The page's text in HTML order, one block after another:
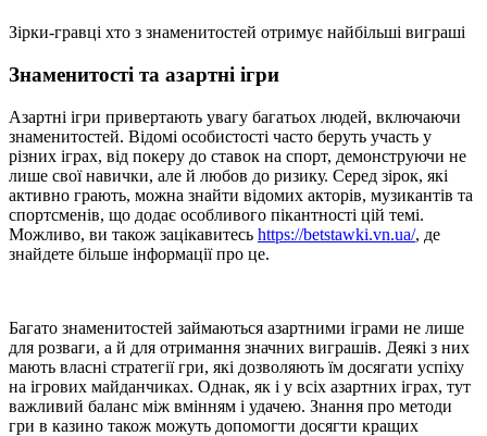
Зірки-гравці хто з знаменитостей отримує найбільші виграші
Знаменитості та азартні ігри
Азартні ігри привертають увагу багатьох людей, включаючи
знаменитостей. Відомі особистості часто беруть участь у
різних іграх, від покеру до ставок на спорт, демонструючи не
лише свої навички, але й любов до ризику. Серед зірок, які
активно грають, можна знайти відомих акторів, музикантів та
спортсменів, що додає особливого пікантності цій темі.
Можливо, ви також зацікавитесь https://betstawki.vn.ua/, де
знайдете більше інформації про це.
Багато знаменитостей займаються азартними іграми не лише
для розваги, а й для отримання значних виграшів. Деякі з них
мають власні стратегії гри, які дозволяють їм досягати успіху
на ігрових майданчиках. Однак, як і у всіх азартних іграх, тут
важливий баланс між вмінням і удачею. Знання про методи
гри в казино також можуть допомогти досягти кращих